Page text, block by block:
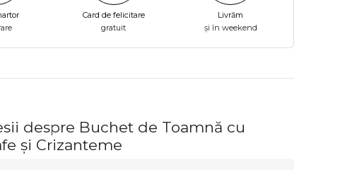
Card de felicitare
gratuit
Livrăm
și în weekend
despre Buchet de Toamnă cu
și Crizanteme